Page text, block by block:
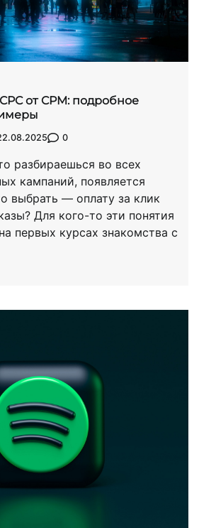
от CPM: подробное
0
разбираешься во всех
кампаний, появляется
выбрать — оплату за клик
Для кого-то эти понятия
первых курсах знакомства с